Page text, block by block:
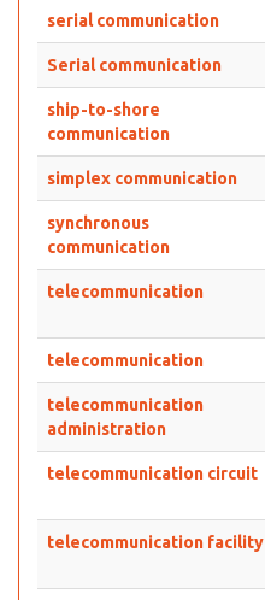
serial communication
Serial communication
ship-to-shore
communication
simplex communication
synchronous
communication
telecommunication
telecommunication
telecommunication
administration
telecommunication circuit
telecommunication facility